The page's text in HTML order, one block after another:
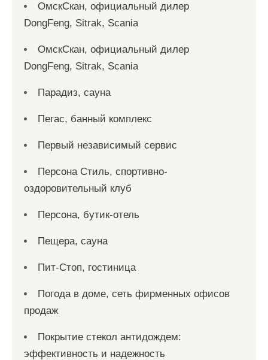
ОмскСкан, официальный дилер
DongFeng, Sitrak, Scania
ОмскСкан, официальный дилер
DongFeng, Sitrak, Scania
Парадиз, сауна
Пегас, банный комплекс
Первый независимый сервис
Персона Стиль, спортивно-
оздоровительный клуб
Персона, бутик-отель
Пещера, сауна
Пит-Стоп, гостиница
Погода в доме, сеть фирменных офисов
продаж
Покрытие стекол антидождем:
эффективность и надежность